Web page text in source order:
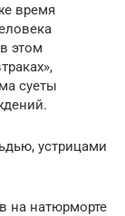
время
этом
суеты
устрицами
на натюрморте